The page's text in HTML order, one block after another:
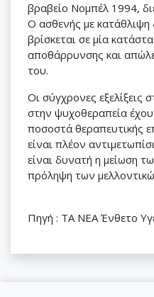
βραβείο Νομπέλ 1994,
Ο ασθενής με κατάθλιψη
βρίσκεται σε μία
αποθάρρυνσης και
του.
Οι σύγχρονες εξελίξεις
στην ψυχοθεραπεία
ποσοστά θεραπευτικής
είναι πλέον
είναι δυνατή η μείωση
πρόληψη των
Πηγή : ΤΑ ΝΕΑ Ένθετο